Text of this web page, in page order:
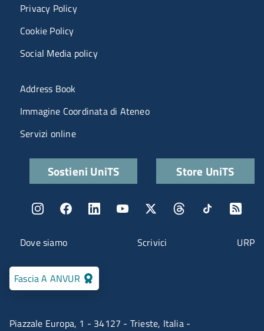
Piazzale Europa, 1 - 34127 - Trieste, Italia -
Fascia A ANVUR
Menu contatti
Dove siamo Scrivici URP
Privacy Policy
Cookie Policy
Social Media policy
Menu portale
Address Book
Immagine Coordinata di Ateneo
Servizi online
Quick linksSostieni UniTS Store UniTS
Menu social